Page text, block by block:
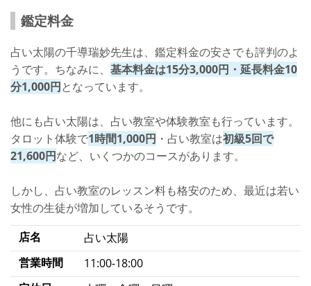
鑑定料金
占い太陽の千導瑞妙先生は、鑑定料金の安さでも評判のよ
うです。ちなみに、 基本料金は15分3,000円・延長料金10
分1,000円となっています。
他にも占い太陽は、占い教室や体験教室も行っています。
タロット体験で1時間1,000円 ・占い教室は初級5回で
21,600円など、いくつかのコースがあります。
しかし、占い教室のレッスン料も格安のため、最近は若い
女性の生徒が増加しているそうです。
店名
占い太陽
営業時間
11:00-18:00